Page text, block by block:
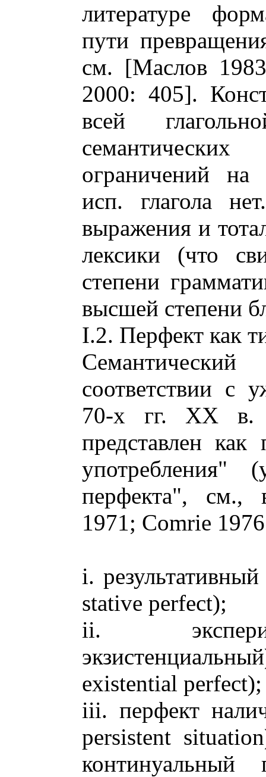
литературе
пути
см. [Маслов
2000: 405].
всей
ограничений на
исп. глагола
выражения и
лексики (что
степени
высшей степени
I.2. Перфект как
соответствии с
70-х гг. XX в.
представлен как
перфекта", см.,
1971; Comrie
i.
stative perfect);
ii.
existential perfect);
iii. перфект
persistent
континуальный